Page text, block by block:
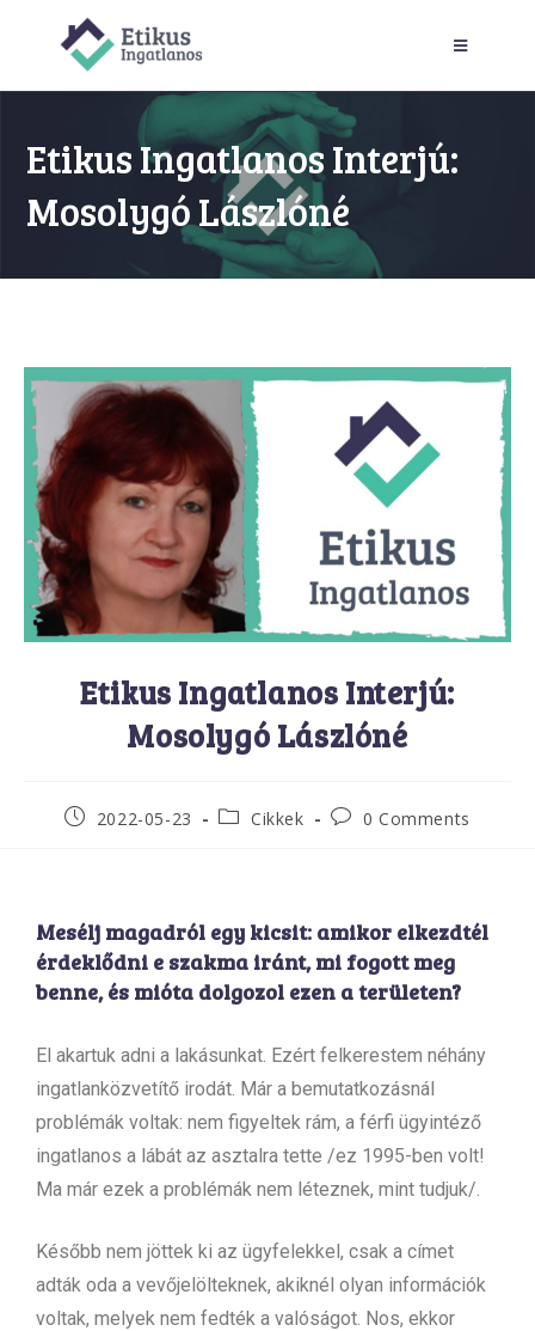
Etikus Ingatlanos Interjú:
Mosolygó Lászlóné
Etikus Ingatlanos Interjú:
Mosolygó Lászlóné
2022-05-23 Cikkek 0 Comments
Mesélj magadról egy kicsit: amikor elkezdtél
érdeklődni e szakma iránt, mi fogott meg
benne, és mióta dolgozol ezen a területen?
El akartuk adni a lakásunkat. Ezért felkerestem néhány
ingatlanközvetítő irodát. Már a bemutatkozásnál
problémák voltak: nem figyeltek rám, a férfi ügyintéző
ingatlanos a lábát az asztalra tette /ez 1995-ben volt!
Ma már ezek a problémák nem léteznek, mint tudjuk/.
Később nem jöttek ki az ügyfelekkel, csak a címet
adták oda a vevőjelölteknek, akiknél olyan információk
voltak, melyek nem fedték a valóságot. Nos, ekkor